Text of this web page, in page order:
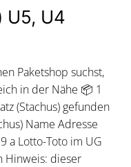
U5, U4
Paketshop suchst,
in der Nähe 📦 1
(Stachus) gefunden
Name Adresse
a Lotto-Toto im UG
Hinweis: dieser